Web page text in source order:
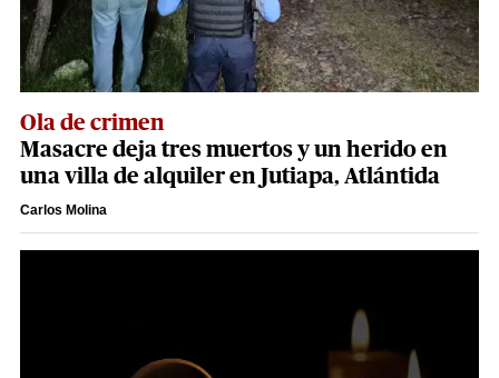
Ola de crimen
Masacre deja tres muertos y un herido en
una villa de alquiler en Jutiapa, Atlántida
Carlos Molina